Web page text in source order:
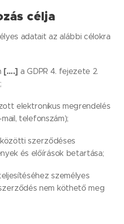
célja
adatait az alábbi célokra
[….] a GDPR 4. fejezete 2.
elektronikus megrendelés
telefonszám);
szerződéses
és előírások betartása;
személyes
nem köthető meg